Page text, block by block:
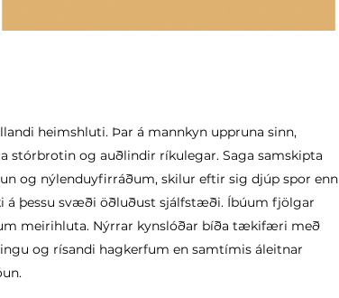
heimshluti. Þar á mannkyn uppruna sinn,
stórbrotin og auðlindir ríkulegar. Saga samskipta
og nýlenduyfirráðum, skilur eftir sig djúp spor enn
á þessu svæði öðluðust sjálfstæði. Íbúum fjölgar
meirihluta. Nýrrar kynslóðar bíða tækifæri með
og rísandi hagkerfum en samtímis áleitnar